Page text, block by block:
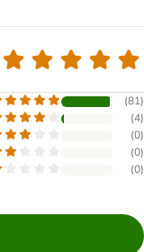
(81)
(4)
(0)
(0)
(0)